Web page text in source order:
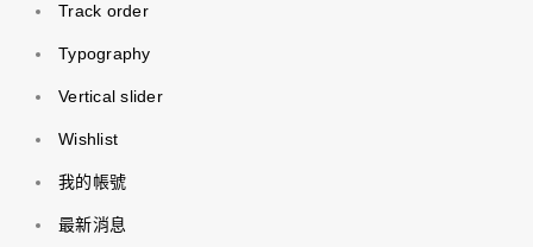
Track order
Typography
Vertical slider
Wishlist
我的帳號
最新消息